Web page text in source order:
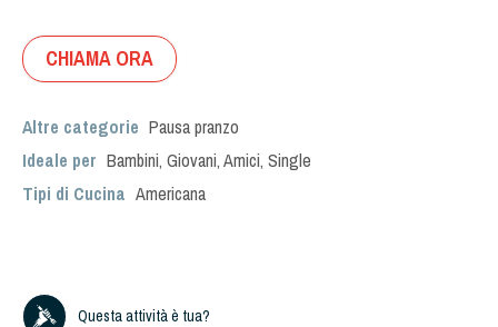
CHIAMA ORA
Altre categorie Pausa pranzo
Ideale per Bambini, Giovani,Amici, Single
Tipi di Cucina Americana
Questa attività è tua?